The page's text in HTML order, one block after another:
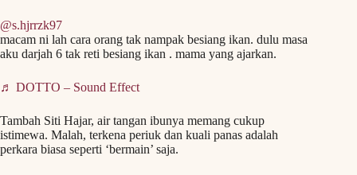
@s.hjrrzk97
macam ni lah cara orang tak nampak besiang ikan. dulu masa
aku darjah 6 tak reti besiang ikan . mama yang ajarkan.
♬ DOTTO – Sound Effect
Tambah Siti Hajar, air tangan ibunya memang cukup
istimewa. Malah, terkena periuk dan kuali panas adalah
perkara biasa seperti ‘bermain’ saja.